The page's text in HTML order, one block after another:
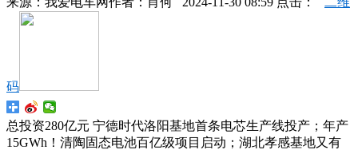
码
总投资280亿元 宁德时代洛阳基地首条电芯生产线投产；年产
15GWh！清陶固态电池百亿级项目启动；湖北孝感基地又有